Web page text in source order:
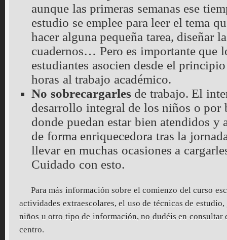
aunque las primeras semanas ese
estudio se emplee para leer el tema
hacer alguna pequeña tarea, diseñar
cuadernos… Pero es importante que
estudiantes asocien desde el
horas al trabajo académico.
No sobrecargarles de trabajo. El
desarrollo integral de los niños o por
donde puedan estar bien atendidos y
de forma enriquecedora tras la
llevar en muchas ocasiones a
Cuidado con esto.
Para más información sobre el comienzo del curso
actividades extraescolares, el uso de técnicas de
niños u otro tipo de información, no dudéis en consultar
centro.